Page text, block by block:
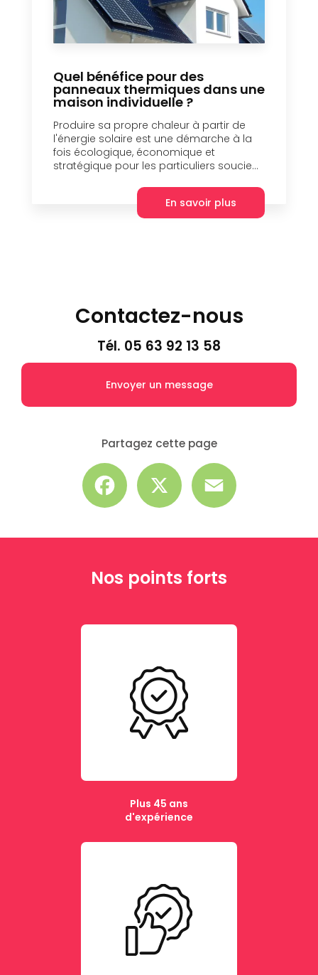
Quel bénéfice pour des
panneaux thermiques dans une
maison individuelle ?
Produire sa propre chaleur à partir de
l'énergie solaire est une démarche à la
fois écologique, économique et
stratégique pour les particuliers soucie...
En savoir plus
Contactez-nous
Tél. 05 63 92 13 58
Envoyer un message
Partagez cette page
Facebook
Nos points forts
Plus 45 ans
d'expérience